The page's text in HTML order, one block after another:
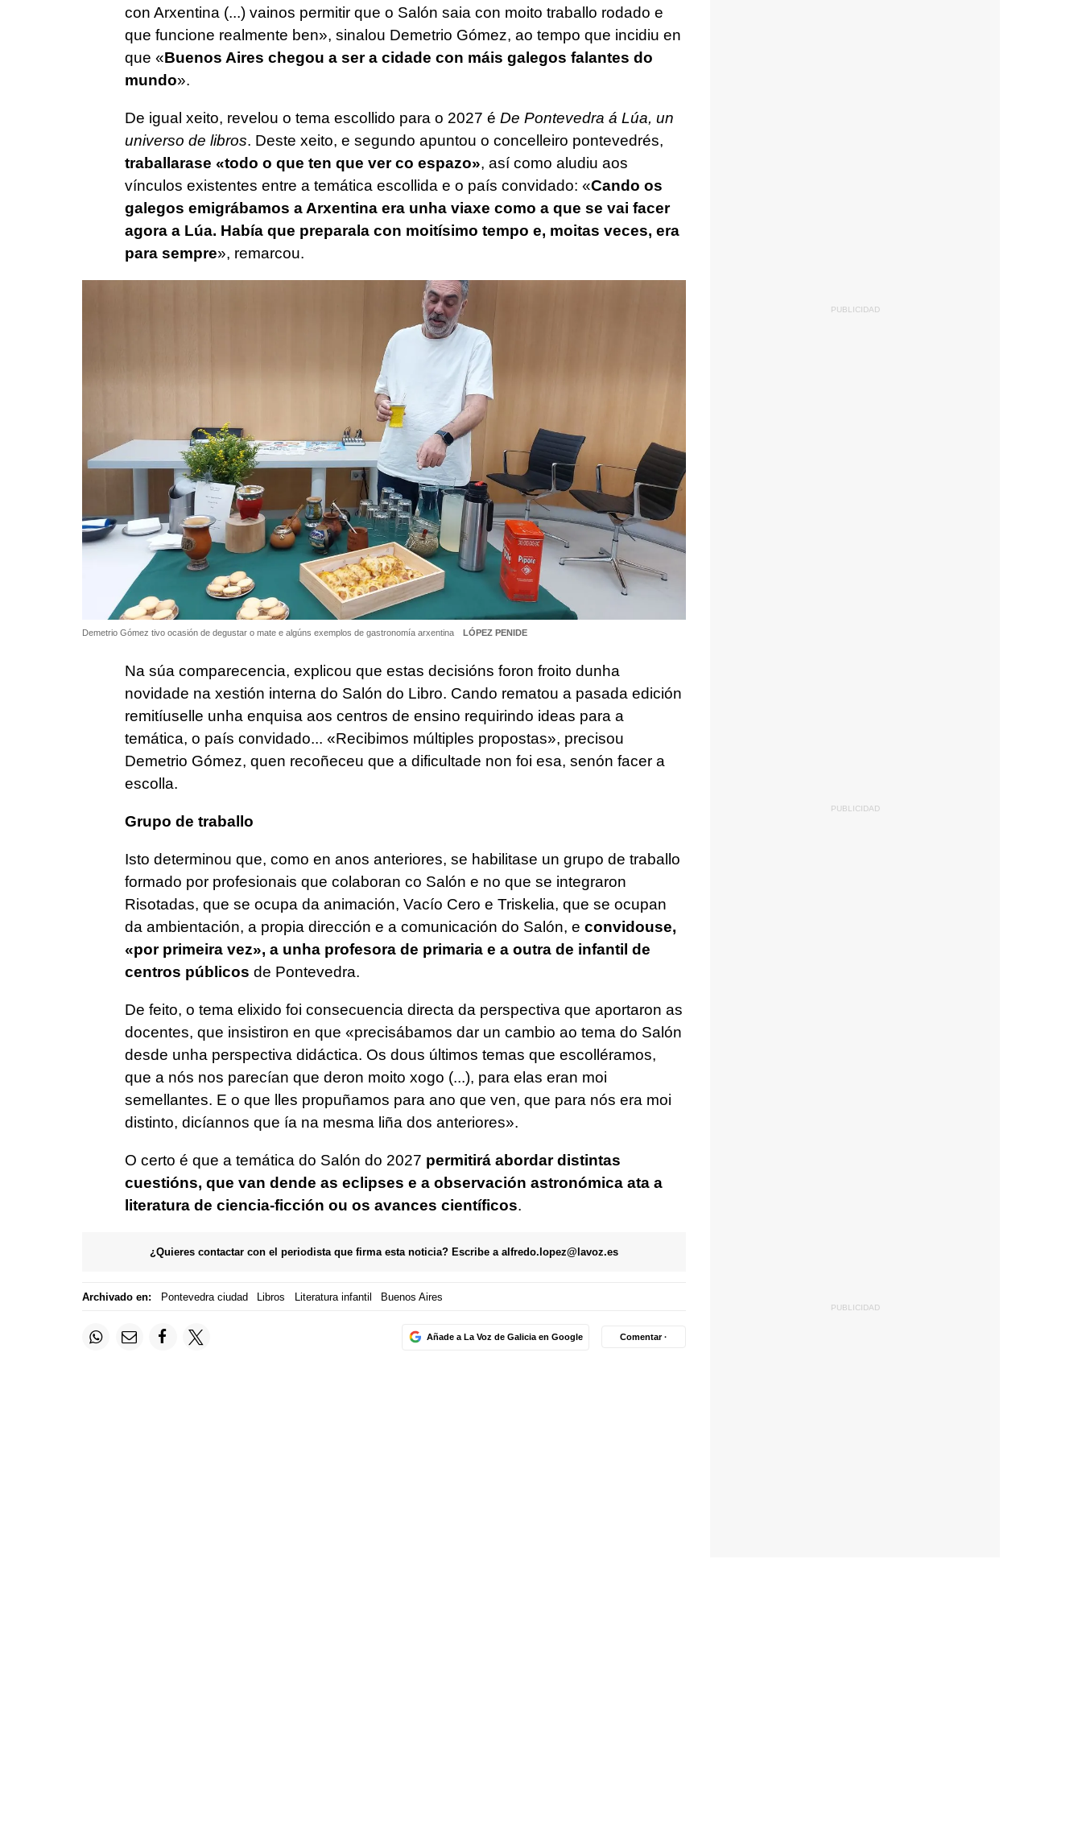
con Arxentina (...) vainos permitir que o Salón saia con moito traballo rodado e
que funcione realmente ben», sinalou Demetrio Gómez, ao tempo que incidiu en
que «Buenos Aires chegou a ser a cidade con máis galegos falantes do
mundo».
De igual xeito, revelou o tema escollido para o 2027 é De Pontevedra á Lúa, un
universo de libros. Deste xeito, e segundo apuntou o concelleiro pontevedrés,
traballarase «todo o que ten que ver co espazo», así como aludiu aos
vínculos existentes entre a temática escollida e o país convidado: «Cando os
galegos emigrábamos a Arxentina era unha viaxe como a que se vai facer
agora a Lúa. Había que preparala con moitísimo tempo e, moitas veces, era
para sempre», remarcou.
Demetrio Gómez tivo ocasión de degustar o mate e algúns exemplos de gastronomía arxentina LÓPEZ PENIDE
Na súa comparecencia, explicou que estas decisións foron froito dunha
novidade na xestión interna do Salón do Libro. Cando rematou a pasada edición
remitíuselle unha enquisa aos centros de ensino requirindo ideas para a
temática, o país convidado... «Recibimos múltiples propostas», precisou
Demetrio Gómez, quen recoñeceu que a dificultade non foi esa, senón facer a
escolla.
Grupo de traballo
Isto determinou que, como en anos anteriores, se habilitase un grupo de traballo
formado por profesionais que colaboran co Salón e no que se integraron
Risotadas, que se ocupa da animación, Vacío Cero e Triskelia, que se ocupan
da ambientación, a propia dirección e a comunicación do Salón, e convidouse,
«por primeira vez», a unha profesora de primaria e a outra de infantil de
centros públicos de Pontevedra.
De feito, o tema elixido foi consecuencia directa da perspectiva que aportaron as
docentes, que insistiron en que «precisábamos dar un cambio ao tema do Salón
desde unha perspectiva didáctica. Os dous últimos temas que escolléramos,
que a nós nos parecían que deron moito xogo (...), para elas eran moi
semellantes. E o que lles propuñamos para ano que ven, que para nós era moi
distinto, dicíannos que ía na mesma liña dos anteriores».
O certo é que a temática do Salón do 2027 permitirá abordar distintas
cuestións, que van dende as eclipses e a observación astronómica ata a
literatura de ciencia-ficción ou os avances científicos.
¿Quieres contactar con el periodista que firma esta noticia? Escribe a alfredo.lopez@lavoz.es
Archivado en: Pontevedra ciudad Libros Literatura infantil Buenos Aires
Añade a La Voz de Galicia en Google Comentar ·